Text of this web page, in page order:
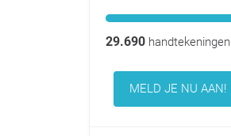
29.690handtekeningen
MELD JE NU AAN!